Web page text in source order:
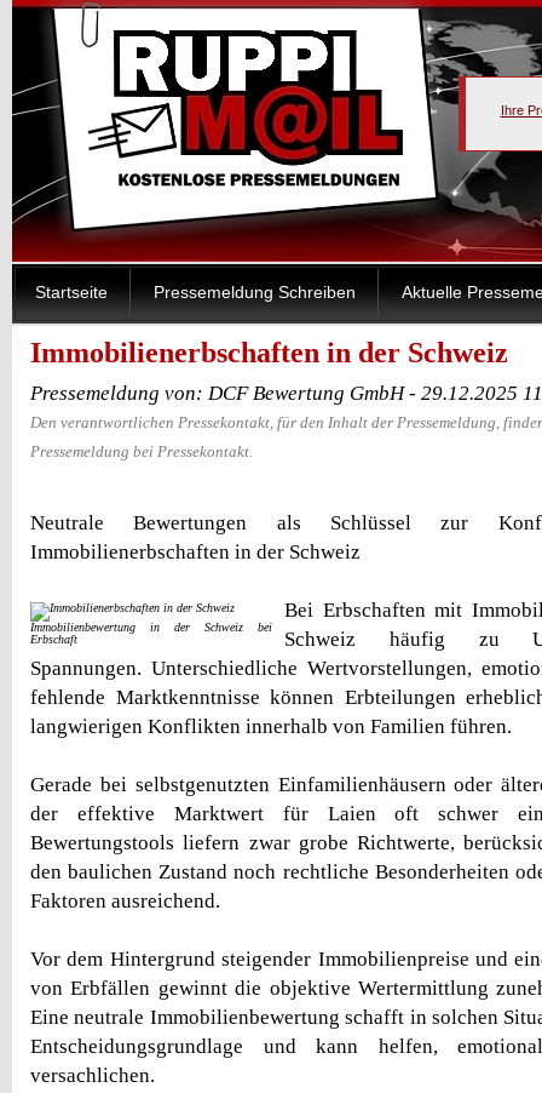
Ihre
Startseite Pressemeldung Schreiben Aktuelle
Immobilienerbschaften in der Schweiz
Pressemeldung von: DCF Bewertung GmbH - 29.12.2025
Den verantwortlichen Pressekontakt, für den Inhalt der Pressemeldung,
Pressemeldung bei Pressekontakt.
Neutrale Bewertungen als Schlüssel zur
Immobilienerbschaften in der Schweiz
Immobilienbewertung in der Schweiz bei
Erbschaft
Bei Erbschaften mit
Schweiz häufig zu
Spannungen. Unterschiedliche Wertvorstellungen,
fehlende Marktkenntnisse können Erbteilungen
langwierigen Konflikten innerhalb von Familien führen.
Gerade bei selbstgenutzten Einfamilienhäusern oder
der effektive Marktwert für Laien oft schwer
Bewertungstools liefern zwar grobe Richtwerte,
den baulichen Zustand noch rechtliche Besonderheiten
Faktoren ausreichend.
Vor dem Hintergrund steigender Immobilienpreise und
von Erbfällen gewinnt die objektive Wertermittlung
Eine neutrale Immobilienbewertung schafft in solchen
Entscheidungsgrundlage und kann helfen,
versachlichen.